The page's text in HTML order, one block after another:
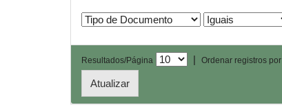
Resultados/Página | Ordenar registros por